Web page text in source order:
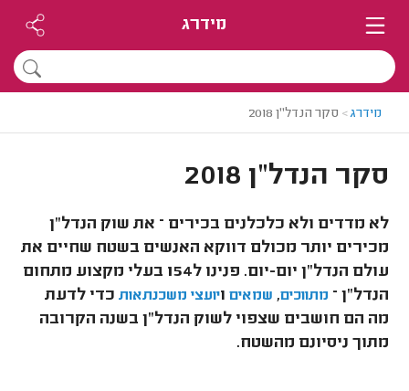
מידרג
מידרג> סקר הנדל"ן 2018
סקר הנדל"ן 2018
לא מדדים ולא כלכלנים בכירים – את שוק הנדל"ן
מכירים יותר מכולם דווקא האנשים בשטח שחיים את
עולם הנדל"ן יום-יום. פנינו ל154 בעלי מקצוע
מתחום
הנדל"ן – מתווכים, שמאים ויועצי משכנתאות כדי לדעת
מה הם חושבים שצפוי לשוק הנדל"ן בשנה הקרובה
מתוך ניסיונם מהשטח.